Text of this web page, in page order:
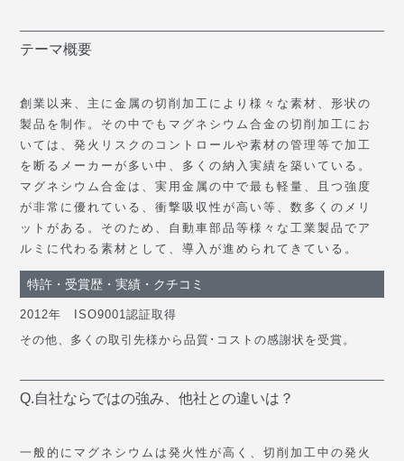
テーマ概要
創業以来、主に金属の切削加工により様々な素材、形状の
製品を制作。その中でもマグネシウム合金の切削加工にお
いては、発火リスクのコントロールや素材の管理等で加工
を断るメーカーが多い中、多くの納入実績を築いている。
マグネシウム合金は、実用金属の中で最も軽量、且つ強度
が非常に優れている、衝撃吸収性が高い等、数多くのメリ
ットがある。そのため、自動車部品等様々な工業製品でア
ルミに代わる素材として、導入が進められてきている。
特許・受賞歴・実績・クチコミ
2012年 ISO9001認証取得
その他、多くの取引先様から品質･コストの感謝状を受賞。
Q.自社ならではの強み、他社との違いは？
一般的にマグネシウムは発火性が高く、切削加工中の発火